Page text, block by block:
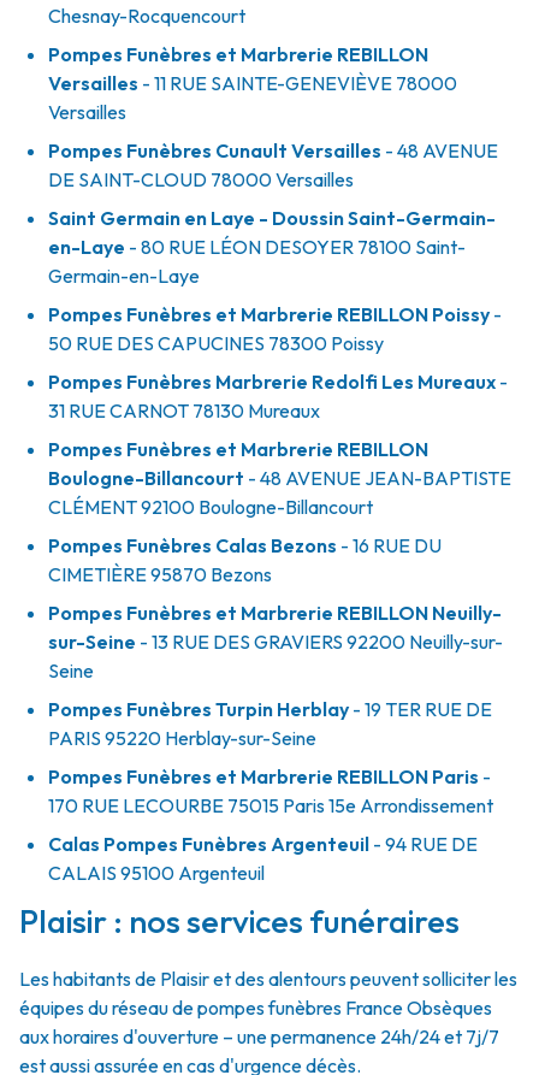
Chesnay-Rocquencourt
Pompes Funèbres et Marbrerie REBILLON
Versailles - 11 RUE SAINTE-GENEVIÈVE 78000
Versailles
Pompes Funèbres Cunault Versailles - 48 AVENUE
DE SAINT-CLOUD 78000Versailles
Saint Germain en Laye - Doussin Saint-Germain-
en-Laye - 80 RUE LÉON DESOYER 78100 Saint-
Germain-en-Laye
Pompes Funèbres et Marbrerie REBILLON Poissy -
50 RUE DES CAPUCINES 78300 Poissy
Pompes Funèbres Marbrerie Redolfi Les Mureaux -
31 RUE CARNOT 78130 Mureaux
Pompes Funèbres et Marbrerie REBILLON
Boulogne-Billancourt - 48 AVENUE JEAN-BAPTISTE
CLÉMENT92100 Boulogne-Billancourt
Pompes Funèbres Calas Bezons - 16 RUE DU
CIMETIÈRE95870 Bezons
Pompes Funèbres et Marbrerie REBILLON Neuilly-
sur-Seine - 13 RUE DES GRAVIERS 92200 Neuilly-sur-
Seine
Pompes Funèbres Turpin Herblay - 19 TER RUE DE
PARIS 95220 Herblay-sur-Seine
Pompes Funèbres et Marbrerie REBILLON Paris -
170 RUE LECOURBE 75015 Paris 15e Arrondissement
Calas Pompes Funèbres Argenteuil - 94 RUE DE
CALAIS 95100 Argenteuil
Plaisir : nos services funéraires
Les habitants de Plaisir et des alentours peuvent solliciter les
équipes du réseau de pompes funèbres France Obsèques
aux horaires d'ouverture – une permanence 24h/24 et 7j/7
est aussi assurée en cas d'urgence décès.